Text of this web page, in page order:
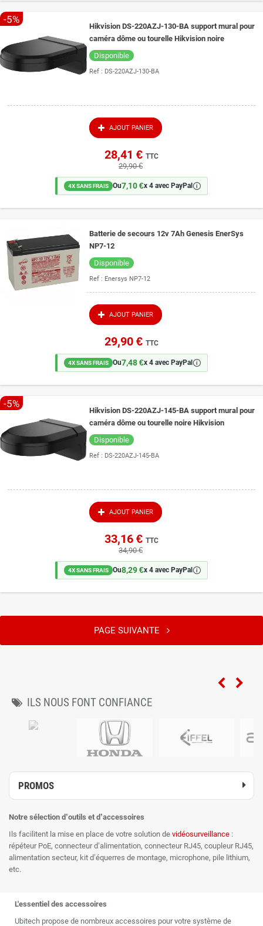
-5%
Hikvision DS-220AZJ-130-BA support mural pour
caméra dôme ou tourelle Hikvision noire
Disponible
Ref : DS-220AZJ-130-BA
AJOUT PANIER
28,41 € TTC
29,90 €
4X SANS FRAIS Ou7,10 €x 4 avec PayPal 🛈
Batterie de secours 12v 7Ah Genesis EnerSys
NP7-12
Disponible
Ref : Enersys NP7-12
AJOUT PANIER
29,90 € TTC
4X SANS FRAIS Ou7,48 €x 4 avec PayPal 🛈
-5%
Hikvision DS-220AZJ-145-BA support mural pour
caméra dôme ou tourelle noire Hikvision
Disponible
Ref : DS-220AZJ-145-BA
AJOUT PANIER
33,16 € TTC
34,90 €
4X SANS FRAIS Ou8,29 €x 4 avec PayPal 🛈
PAGE SUIVANTE
ILS NOUS FONT CONFIANCE
PROMOS
Notre sélection d’outils et d’accessoires
Ils facilitent la mise en place de votre solution de vidéosurveillance :
répéteur PoE, connecteur d’alimentation, connecteur RJ45, coupleur RJ45,
alimentation secteur, kit d’équerres de montage, microphone, pile lithium,
etc.
L'essentiel des accessoires
Ubitech propose de nombreux accessoires pour votre système de